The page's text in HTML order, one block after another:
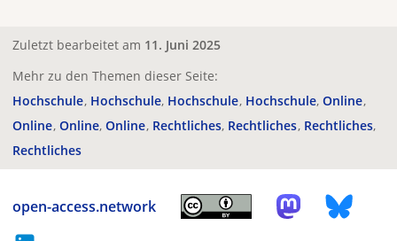
Zuletzt bearbeitet am 11. Juni 2025
Mehr zu den Themen dieser Seite:
Hochschule Hochschule Hochschule Hochschule Online
Online Online Online Rechtliches Rechtliches Rechtliches
Rechtliches
open-access.network